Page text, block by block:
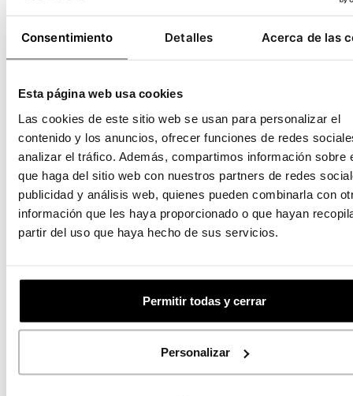
Consentimiento Detalles Acerca de las
Esta página web usa cookies
Las cookies de este sitio web se usan para personalizar el
contenido y los anuncios, ofrecer funciones de redes
analizar el tráfico. Además, compartimos información sobre
que haga del sitio web con nuestros partners de redes
publicidad y análisis web, quienes pueden combinarla con
información que les haya proporcionado o que hayan
partir del uso que haya hecho de sus servicios.
Permitir todas y cerrar
Personalizar
Leer más
24/10/2019
La identidad visual como